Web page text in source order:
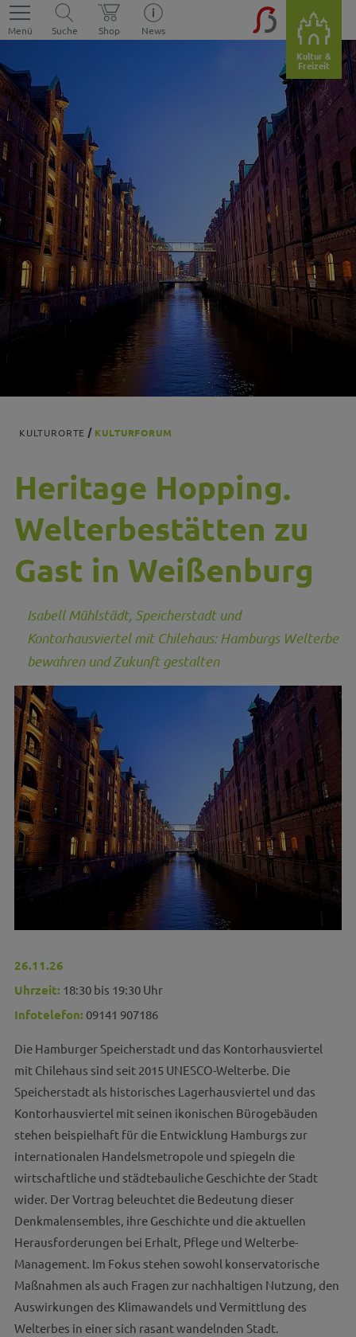
Menü Suche Shop
News
Kultur &
Freizeit
KULTURORTE KULTURFORUM
Heritage Hopping.
Welterbestätten zu
Gast in Weißenburg
Isabell Mühlstädt, Speicherstadt und
Kontorhausviertel mit Chilehaus: Hamburgs Welterbe
bewahren und Zukunft gestalten
26.11.26
Uhrzeit: 18:30 bis 19:30 Uhr
Infotelefon: 09141 907186
Die Hamburger Speicherstadt und das Kontorhausviertel
mit Chilehaus sind seit 2015 UNESCO-Welterbe. Die
Speicherstadt als historisches Lagerhausviertel und das
Kontorhausviertel mit seinen ikonischen Bürogebäuden
stehen beispielhaft für die Entwicklung Hamburgs zur
internationalen Handelsmetropole und spiegeln die
wirtschaftliche und städtebauliche Geschichte der Stadt
wider. Der Vortrag beleuchtet die Bedeutung dieser
Denkmalensembles, ihre Geschichte und die aktuellen
Herausforderungen bei Erhalt, Pflege und Welterbe-
Management. Im Fokus stehen sowohl konservatorische
Maßnahmen als auch Fragen zur nachhaltigen Nutzung, den
Auswirkungen des Klimawandels und Vermittlung des
Welterbes in einer sich rasant wandelnden Stadt.